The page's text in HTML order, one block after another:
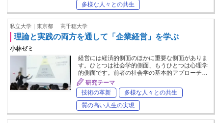
多様な人々との共生
私立大学｜東京都 高千穂大学
理論と実践の両方を通して「企業経営」を学ぶ
小林ゼミ
経営には経済的側面のほかに重要な側面がありま
す。ひとつは社会学的側面、もうひとつは心理学
的側面です。前者の社会学の基本的アプローチ…
研究テーマ
技術の革新
多様な人々との共生
質の高い人生の実現